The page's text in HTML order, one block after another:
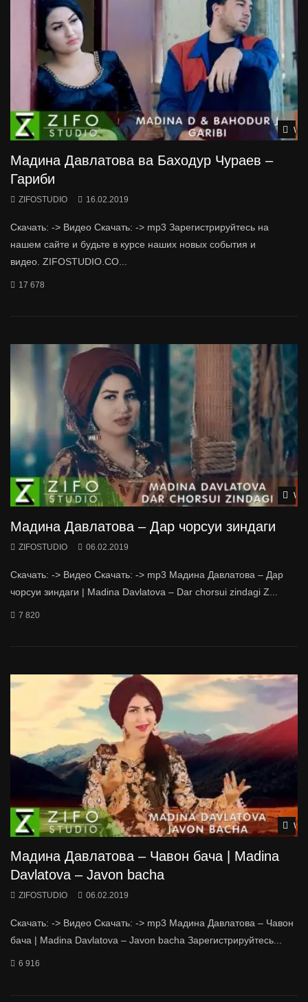
Мадина Давлатова ва Баходур Чураев –
Гариби
ZIFOSTUDIO 16.02.2019
Скачать: -> Видео Скачать: -> mp3 Зарегистрируйтесь на
нашем сайте и будьте в курсе наших новых события и
видео. ZIFOSTUDIO.CO...
17 678
Мадина Давлатова – Дар чорсуи зиндаги
ZIFOSTUDIO 06.02.2019
Скачать: -> Видео Скачать: -> mp3 Мадина Давлатова – Дар
чорсуи зиндаги | Madina Davlatova – Dar chorsui zindagi Z...
7 820
Мадина Давлатова – Чавон бача | Madina
Davlatova – Javon bacha
ZIFOSTUDIO 06.02.2019
Скачать: -> Видео Скачать: -> mp3 Мадина Давлатова – Чавон
бача | Madina Davlatova – Javon bacha Зарегистрируйтесь...
6 916